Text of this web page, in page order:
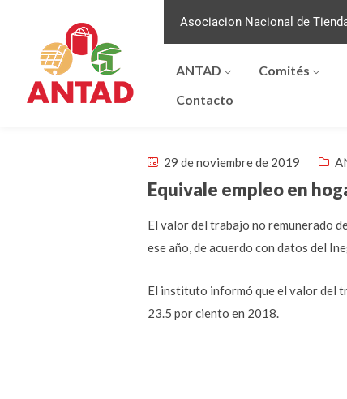
Asociacion Nacional de
ANTAD Comités
Contacto
29 de noviembre de 2019
Equivale empleo en
El valor del trabajo no remunerado
ese año, de acuerdo con datos del
El instituto informó que el valor del
23.5 por ciento en 2018.